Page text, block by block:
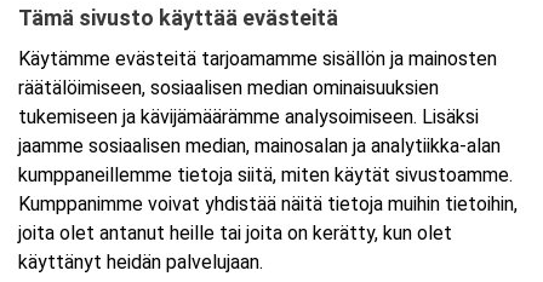
Tarkempi kartta ja ajo-ohjeet
Tämä sivusto käyttää evästeitä
Käytämme evästeitä tarjoamamme sisällön ja mainosten
räätälöimiseen, sosiaalisen median ominaisuuksien
tukemiseen ja kävijämäärämme analysoimiseen. Lisäksi
jaamme sosiaalisen median, mainosalan ja analytiikka-alan
kumppaneillemme tietoja siitä, miten käytät sivustoamme.
Kumppanimme voivat yhdistää näitä tietoja muihin tietoihin,
joita olet antanut heille tai joita on kerätty, kun olet
käyttänyt heidän palvelujaan.